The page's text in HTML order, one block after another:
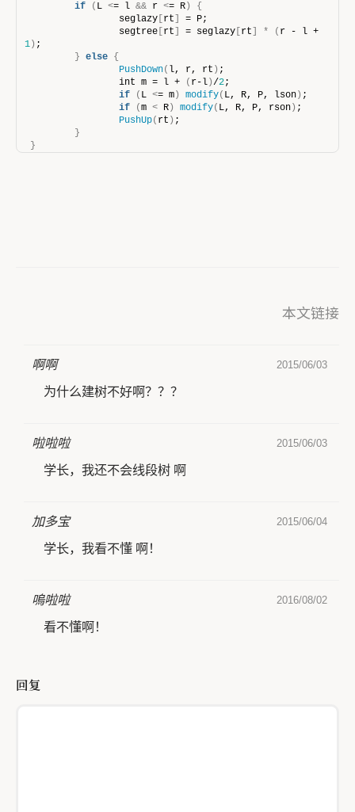
if
( L <= l && r <= R )
{
                seglazy
rt
= P;
                segtree
rt = seglazy rt * (
1 ) ;
} else {
PushDown( l, r, rt ) ;
                int m = l +
( r-l )/2;
if
( L <= m ) modify( L, R, P, lson ) ;
if
(m < R ) modify( L, R, P, rson ) ;
PushUp( rt ) ;
}
}
本文链接
啊啊 2015/06/03
为什么建树不好啊？？？
啦啦啦 2015/06/03
学长，我还不会线段树 啊
加多宝 2015/06/04
学长，我看不懂 啊！
嗚啦啦 2016/08/02
看不懂啊！
回复